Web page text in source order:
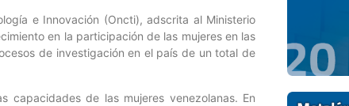
e Innovación (Oncti), adscrita al Ministerio
en la participación de las mujeres en las
de investigación en el país de un total de
capacidades de las mujeres venezolanas. En